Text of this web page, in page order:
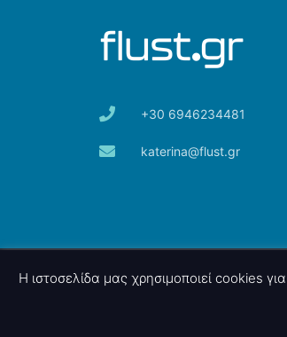
+30 6946234481
katerina@flust.gr
© 2026 nettings, ltd. All
Η ιστοσελίδα μας χρησιμοποιεί cookies